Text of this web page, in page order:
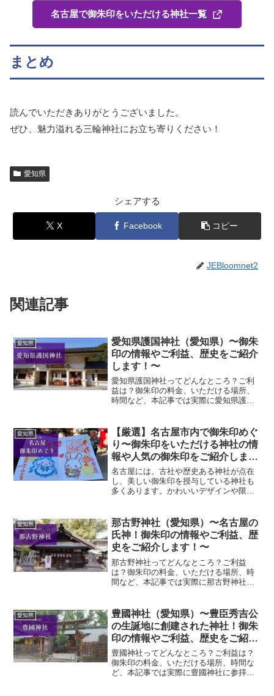
名古屋で御朱印をいただける神社一覧
まとめ
読んでいただきありがとうございました。
ぜひ、魅力溢れる三輪神社にお立ち寄りください！
愛知県
シェアする
X Facebook コピー
JEBloomnet2
関連記事
愛知県
愛知県護国神社（愛知県）〜御朱
印の情報やご利益、歴史をご紹介
します！〜
愛知県護国神社ってどんなところ？ご利
益は？御朱印の料金、いただける場所、
時間など、本記事では実際に愛知県護国
護国神社とは？愛知県護国神社は、戊辰
戦争以降の愛知県ゆかり...
愛知県
【厳選】名古屋市内で御朱印めぐ
り〜御朱印をいただける神社の情
報や人気の御朱印をご紹介しま
す！〜
名古屋には、古社や歴史ある神社が点在
し、美しい御朱印を授与している神社も
多くあります。かわいいデザインや限定
は、名古屋市内で人気の御朱印がいただ
ける神社を厳選してご紹介し...
愛知県
那古野神社（愛知県）〜名古屋の
氏神！御朱印の情報やご利益、歴
史をご紹介します！〜
那古野神社ってどんなところ？ご利益
は？御朱印の料金、いただける場所、時
間など、本記事では実際に那古野神社に
は？那古野神社は、延喜11年（911）に創
建された名古屋の古...
愛知県
豊國神社（愛知県）〜豊臣秀吉公
の生誕地に創建された神社！御朱
印の情報やご利益、歴史をご紹介
します！〜
豊國神社ってどんなところ？ご利益は？
御朱印の料金、いただける場所、時間な
ど、本記事では実際に豊國神社に参拝し